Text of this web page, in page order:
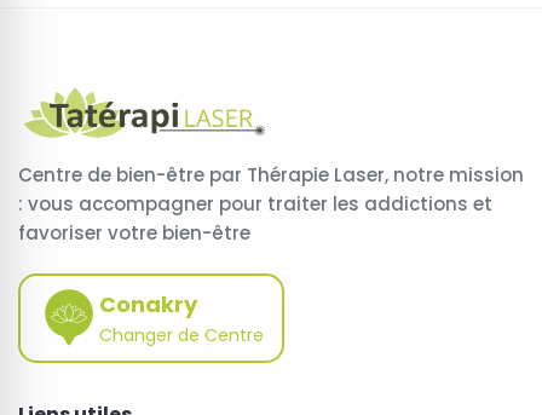
Centre de bien-être par Thérapie Laser, notre mission
: vous accompagner pour traiter les addictions et
favoriser votre bien-être
Conakry
Changer de Centre